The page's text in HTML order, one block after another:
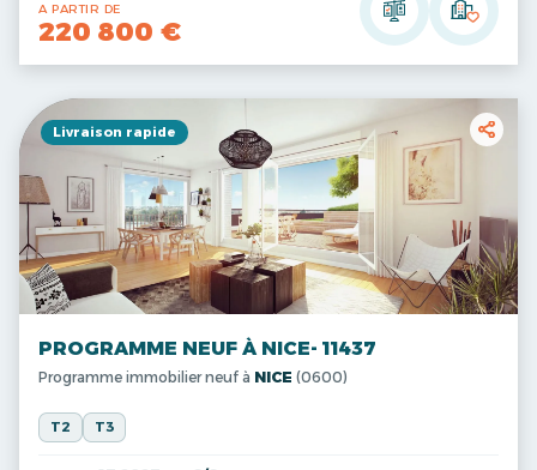
A PARTIR DE
220 800 €
Livraison rapide
PROGRAMME NEUF À NICE- 11437
Programme immobilier neuf à NICE (0600)
T2 T3